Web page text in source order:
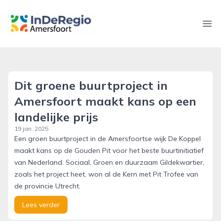
inderegioamersfoort.nl
Dit groene buurtproject in
Amersfoort maakt kans op een
landelijke prijs
19 jan. 2025
Een groen buurtproject in de Amersfoortse wijk De Koppel
maakt kans op de Gouden Pit voor het beste buurtinitiatief
van Nederland. Sociaal, Groen en duurzaam Gildekwartier,
zoals het project heet, won al de Kern met Pit Trofee van
de provincie Utrecht.
Lees verder